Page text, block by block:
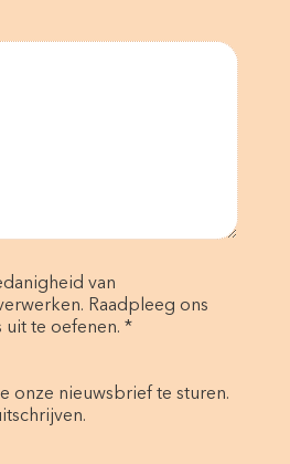
van
Raadpleeg ons
te oefenen. *
onze nieuwsbrief te sturen.